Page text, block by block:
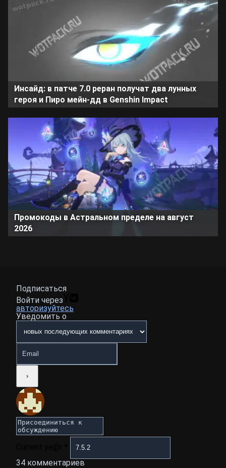
Инсайд: в патче 7.0 реран получат два лунных
героя и Пиро мейн-дд в Genshin Impact
Промокоды в Астральном пределе на август
2026
Подписаться
Войти через
авторизуйтесь
Уведомить о
34 комментариев